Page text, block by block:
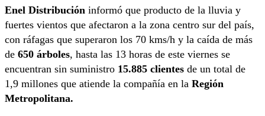
Enel Distribución informó que producto de la lluvia y
fuertes vientos que afectaron a la zona centro sur del país,
con ráfagas que superaron los 70 kms/h y la caída de más
de 650 árboles, hasta las 13 horas de este viernes se
encuentran sin suministro 15.885 clientes de un total de
1,9 millones que atiende la compañía en la Región
Metropolitana.